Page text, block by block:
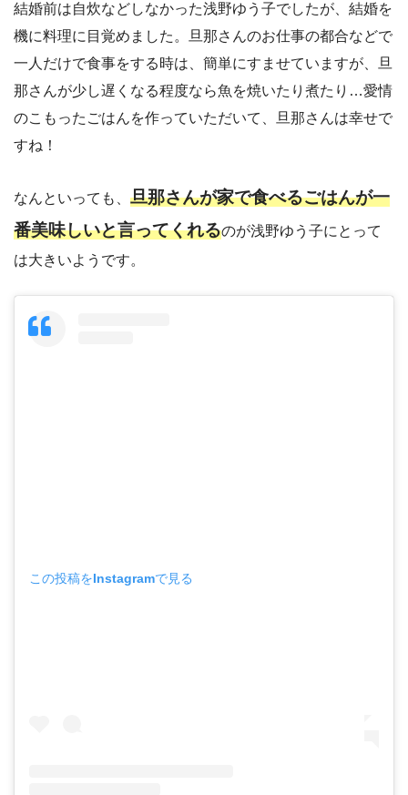
結婚前は自炊などしなかった浅野ゆう子でしたが、結婚を
機に料理に目覚めました。旦那さんのお仕事の都合などで
一人だけで食事をする時は、簡単にすませていますが、旦
那さんが少し遅くなる程度なら魚を焼いたり煮たり…愛情
のこもったごはんを作っていただいて、旦那さんは幸せで
すね！
なんといっても、 旦那さんが家で食べるごはんが一
番美味しいと言ってくれるのが浅野ゆう子にとって
は大きいようです。
この投稿をInstagramで見る